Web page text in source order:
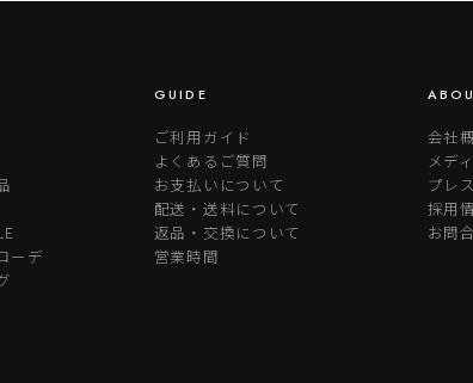
ーデ
GUIDE
ご利用ガイド
よくあるご質問
お支払いについて
配送・送料について
返品・交換について
営業時間
会社
メデ
プレ
採用
お問